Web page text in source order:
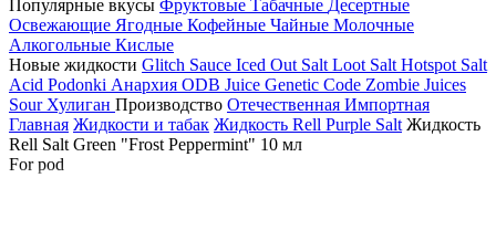
Популярные вкусы Фруктовые Табачные Десертные
Освежающие Ягодные Кофейные Чайные Молочные
Алкогольные Кислые
Новые жидкости Glitch Sauce Iced Out Salt Loot Salt Hotspot Salt
Acid Podonki Анархия ODB Juice Genetic Code Zombie Juices
Sour Хулиган Производство Отечественная Импортная
Главная Жидкости и табак Жидкость Rell Purple Salt Жидкость
Rell Salt Green "Frost Peppermint" 10 мл
For pod